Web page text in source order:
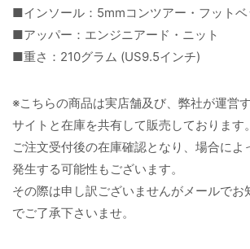
■インソール：5mmコンツアー・フットベ
■アッパー：エンジニアード・ニット
■重さ：210グラム (US9.5インチ)
※こちらの商品は実店舗及び、弊社が運営
サイトと在庫を共有して販売しております。
ご注文受付後の在庫確認となり、場合によ
発生する可能性もございます。
その際は申し訳ございませんがメールでお
でご了承下さいませ。